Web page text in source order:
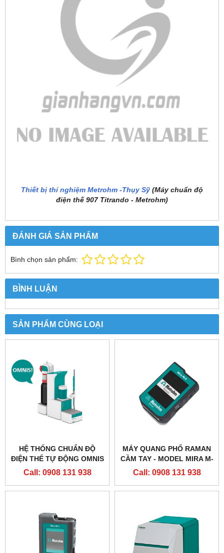
Thiết bị thí nghiệm Metrohm -Thụy Sỹ (Máy chuẩn độ
điện thế 907 Titrando - Metrohm)
ĐÁNH GIÁ SẢN PHẨM
Bình chọn sản phẩm:
BÌNH LUẬN
SẢN PHẨM CÙNG LOẠI
HỆ THỐNG CHUẨN ĐỘ
ĐIỆN THẾ TỰ ĐỘNG OMNIS
TITRATOR ADVANCED
Call: 0908 131 938
MÁY QUANG PHỔ RAMAN
CẦM TAY - MODEL MIRA M-
3
Call: 0908 131 938